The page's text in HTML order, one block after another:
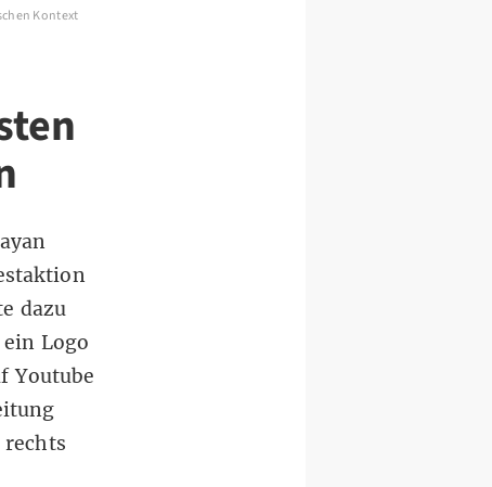
Kontext
dazu
Logo
Youtube
rechts